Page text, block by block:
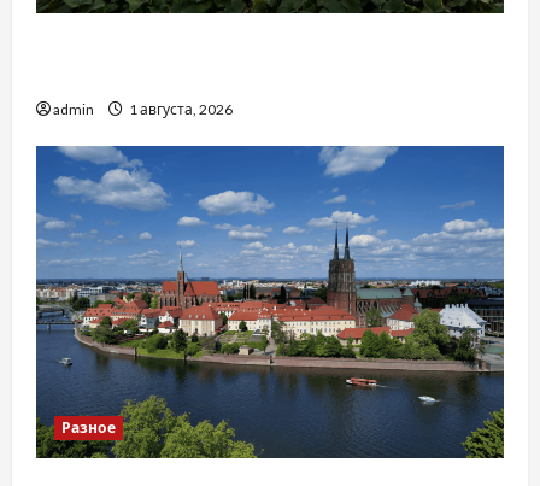
admin 1 августа, 2026
Разное